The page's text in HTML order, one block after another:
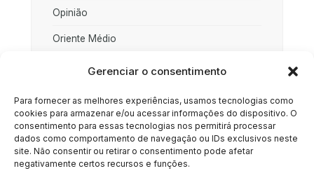
Gerenciar o consentimento
Para fornecer as melhores experiências, usamos tecnologias como
cookies para armazenar e/ou acessar informações do dispositivo. O
consentimento para essas tecnologias nos permitirá processar
dados como comportamento de navegação ou IDs exclusivos neste
site. Não consentir ou retirar o consentimento pode afetar
negativamente certos recursos e funções.
Opinião
Oriente Médio
Rússia
Sociedade
Uncategorized